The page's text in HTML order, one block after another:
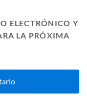
ELECTRÓNICO Y
LA PRÓXIMA